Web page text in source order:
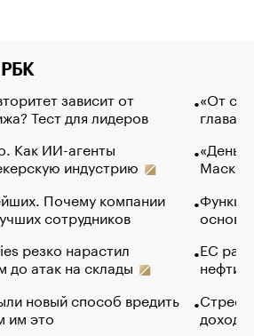
РБК
зависит от
Тест для лидеров
Как ИИ-агенты
индустрию
Почему компании
сотрудников
резко нарастил
до атак на склады
новый способ вредить
им это
«От
глава
Маск в
основ
ЕС
нефти